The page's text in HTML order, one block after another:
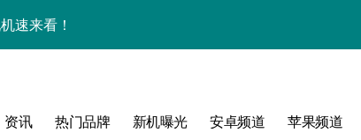
速来看！
新宠预定！
超燃新亮点
资讯 热门品牌 新机曝光 安卓频道 苹果频道